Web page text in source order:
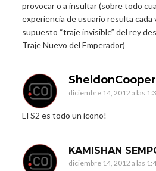
provocar o a insultar (sobre todo
experiencia de usuario resulta cada
supuesto “traje invisible” del rey
Traje Nuevo del Emperador)
diciembre 14, 2012 a las
El S2 es todo un ícono!
KAMISHAN
diciembre 14, 2012 a las